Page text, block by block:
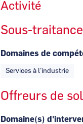
Activité
Sous-
Domaines de
Services à l’industrie
Offreurs de
Domaine(s)